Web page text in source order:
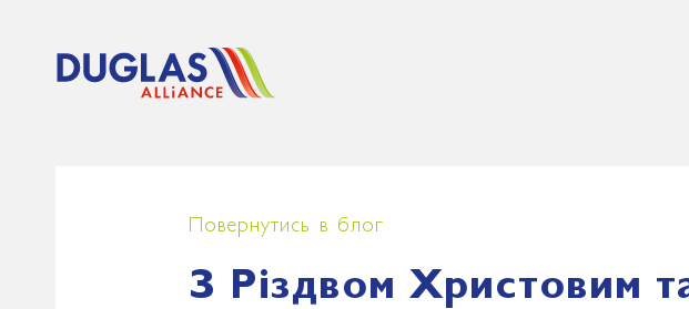
Повернутись в блог
З Різдвом Христовим